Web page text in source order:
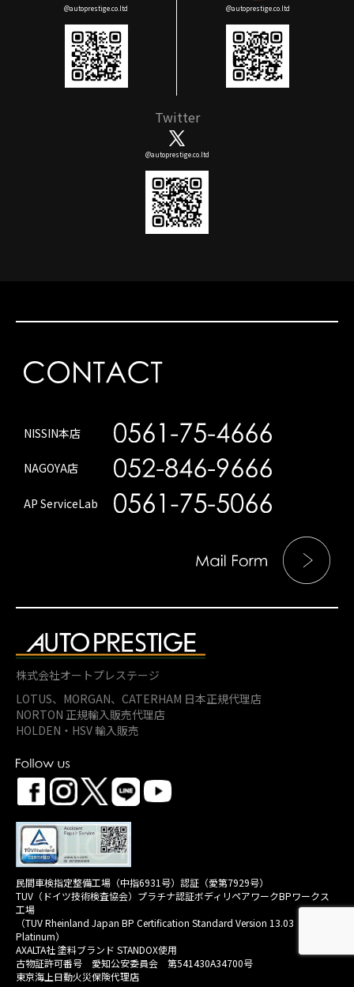
@autoprestige.co.ltd @autoprestige.co.ltd
Twitter
@autoprestige.co.ltd
NISSIN本店
NAGOYA店
AP ServiceLab
株式会社オートプレステージ
LOTUS、MORGAN、 CATERHAM 日本正規代理店
NORTON 正規輸入販売代理店
HOLDEN・HSV 輸入販売
民間車検指定整備工場（中指6931号）認証（愛第7929号）
TUV（ドイツ技術検査協会）プラチナ認証ボディリペアワークBPワークス
工場
（TUV Rheinland Japan BP Certification Standard Version 13.03
Platinum）
AXALTA社 塗料ブランド STANDOX使用
古物証許可番号 愛知公安委員会 第541430A34700号
東京海上日動火災保険代理店